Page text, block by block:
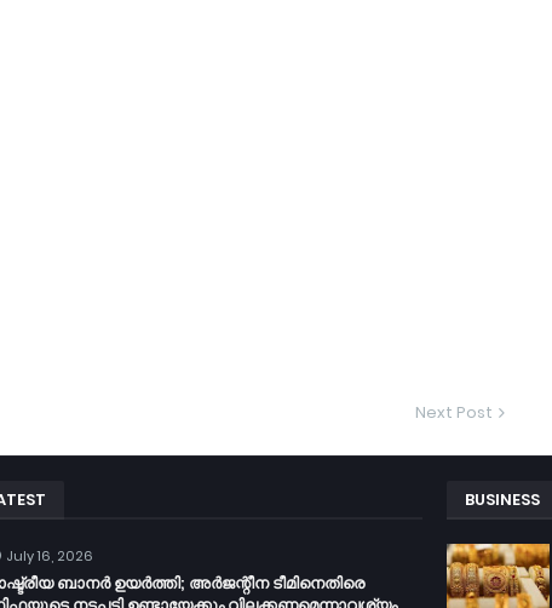
Next Post
July 16, 2026
ബാനർ ഉയർത്തി; അർജന്റീന ടീമിനെതിരെ
BUSINESS